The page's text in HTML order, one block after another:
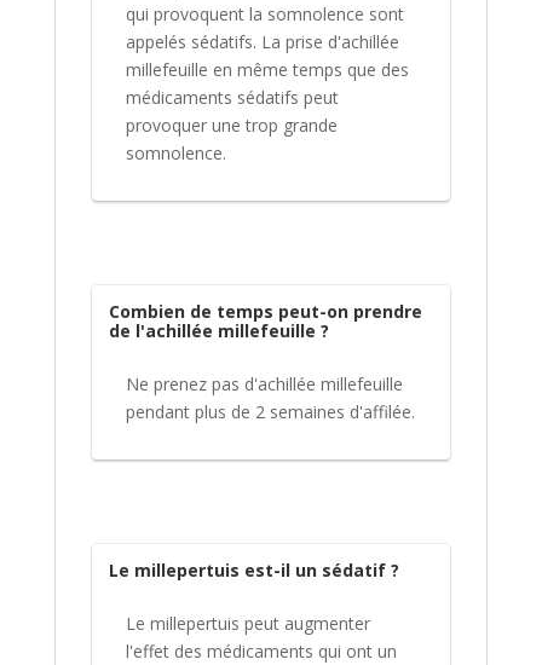
qui provoquent la somnolence sont
appelés sédatifs. La prise d'achillée
millefeuille en même temps que des
médicaments sédatifs peut
provoquer une trop grande
somnolence.
Combien de temps peut-on prendre
de l'achillée millefeuille ?
Ne prenez pas d'achillée millefeuille
pendant plus de 2 semaines d'affilée.
Le millepertuis est-il un sédatif ?
Le millepertuis peut augmenter
l'effet des médicaments qui ont un